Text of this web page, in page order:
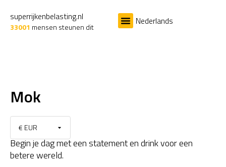
superrijkenbelasting.nl
33001 mensen steunen dit
Nederlands
Mok
€ EUR
Begin je dag met een statement en drink voor een
betere wereld.